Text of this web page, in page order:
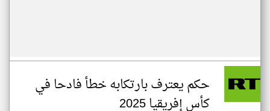
حكم يعترف بارتكابه خطأ فادحا في
كأس إفريقيا 2025